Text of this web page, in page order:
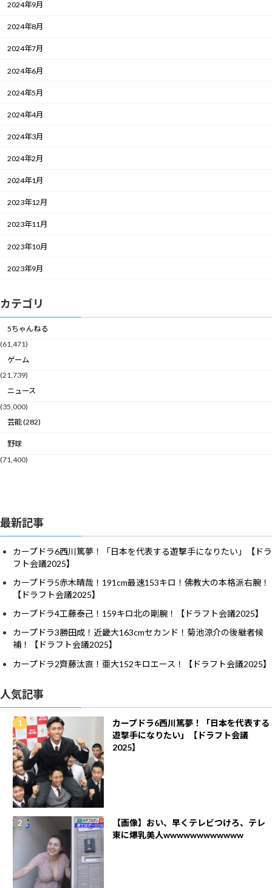
2024年9月
2024年8月
2024年7月
2024年6月
2024年5月
2024年4月
2024年3月
2024年2月
2024年1月
2023年12月
2023年11月
2023年10月
2023年9月
カテゴリ
5ちゃんねる
(61,471)
ゲーム
(21,739)
ニュース
(35,000)
芸能 (282)
野球
(71,400)
最新記事
カープドラ6西川篤夢！「日本を代表する遊撃手になりたい」【ドラ
フト会議2025】
カープドラ5赤木晴哉！191cm最速153キロ！佛教大の本格派右腕！
【ドラフト会議2025】
カープドラ4工藤泰己！159キロ北の剛腕！【ドラフト会議2025】
カープドラ3勝田成！近畿大163cmセカンド！菊池涼介の後継者候
補！【ドラフト会議2025】
カープドラ2齊藤汰直！亜大152キロエース！【ドラフト会議2025】
人気記事
カープドラ6西川篤夢！「日本を代表する
遊撃手になりたい」【ドラフト会議
2025】
【画像】おい、早くテレビつけろ、テレ
東に爆乳美人wwwwwwwwwwww